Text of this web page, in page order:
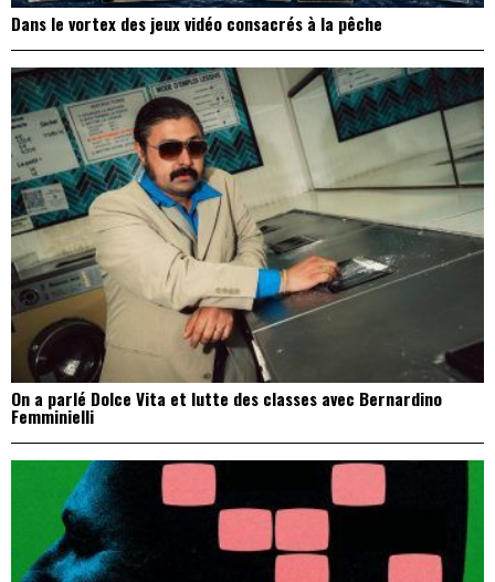
Dans le vortex des jeux vidéo consacrés à la pêche
On a parlé Dolce Vita et lutte des classes avec Bernardino
Femminielli